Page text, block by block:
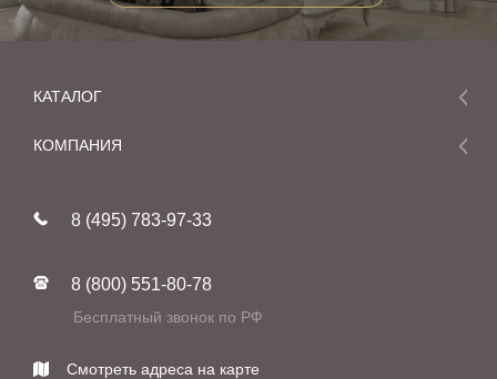
КАТАЛОГ
Мебель
Фабрики
КОМПАНИЯ
Реставрация
Контакты
8 (495) 783-97-33
8 (800) 551-80-78
Бесплатный звонок по РФ
Смотреть адреса на карте